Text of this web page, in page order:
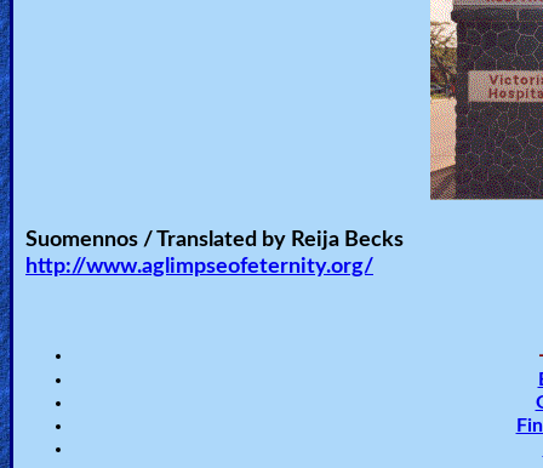
Suomennos / Translated by Reija Becks
http://www.aglimpseofeternity.org/